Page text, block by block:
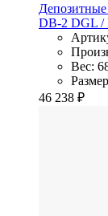
Депозитные
DB-2 DGL /
Вес:
46 238 ₽